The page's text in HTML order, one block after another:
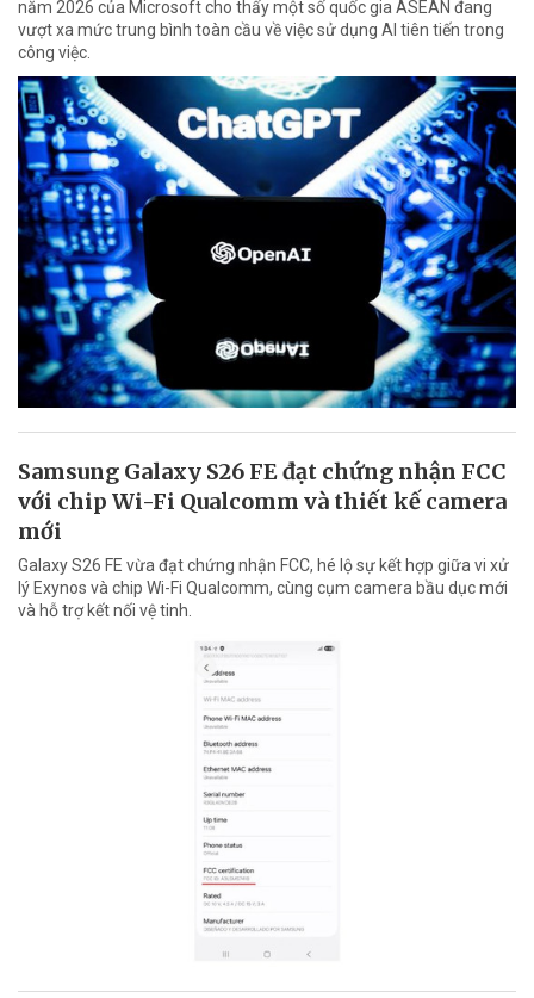
năm 2026 của Microsoft cho thấy một số quốc gia ASEAN đang
vượt xa mức trung bình toàn cầu về việc sử dụng AI tiên tiến trong
công việc.
Samsung Galaxy S26 FE đạt chứng nhận FCC
với chip Wi-Fi Qualcomm và thiết kế camera
mới
Galaxy S26 FE vừa đạt chứng nhận FCC, hé lộ sự kết hợp giữa vi xử
lý Exynos và chip Wi-Fi Qualcomm, cùng cụm camera bầu dục mới
và hỗ trợ kết nối vệ tinh.